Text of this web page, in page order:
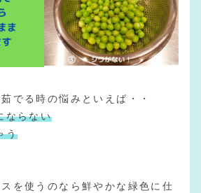
でる時の悩みといえば・・
ならない
う
を使うのなら鮮やかな緑色に仕